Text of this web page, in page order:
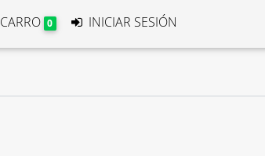
CARRO 0 INICIAR SESIÓN